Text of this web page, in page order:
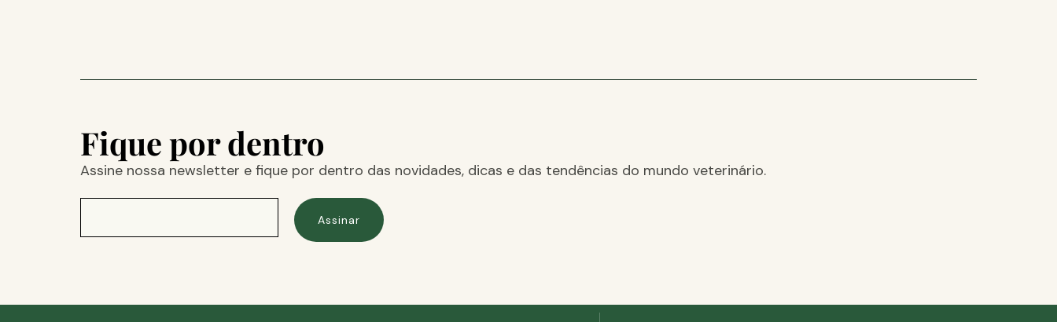
Fique por dentro
Assine nossa newsletter e fique por dentro das novidades, dicas e das tendências do mundo veterinário.
Assinar